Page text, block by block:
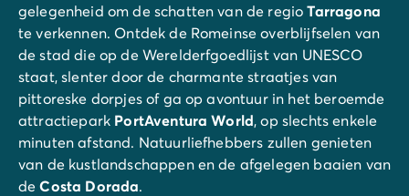
gelegenheid om de schatten van de regioTarragona
te verkennen. Ontdek de Romeinse overblijfselen van
de stad die op de Werelderfgoedlijst van UNESCO
staat, slenter door de charmante straatjes van
pittoreske dorpjes of ga op avontuur in het beroemde
attractiepark PortAventura World, op slechts enkele
minuten afstand. Natuurliefhebbers zullen genieten
van de kustlandschappen en de afgelegen baaien van
deCosta Dorada.